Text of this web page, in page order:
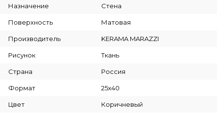
Назначение Стена
Поверхность Матовая
Производитель KERAMA MARAZZI
Рисунок Ткань
Страна Россия
Формат 25х40
Цвет Коричневый